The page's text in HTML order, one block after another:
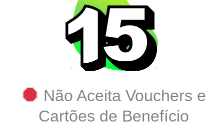
Não Aceita Vouchers e
Cartões de Benefício